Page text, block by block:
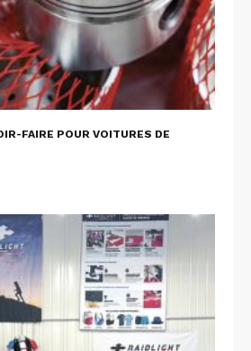
FAIRE POUR VOITURES DE